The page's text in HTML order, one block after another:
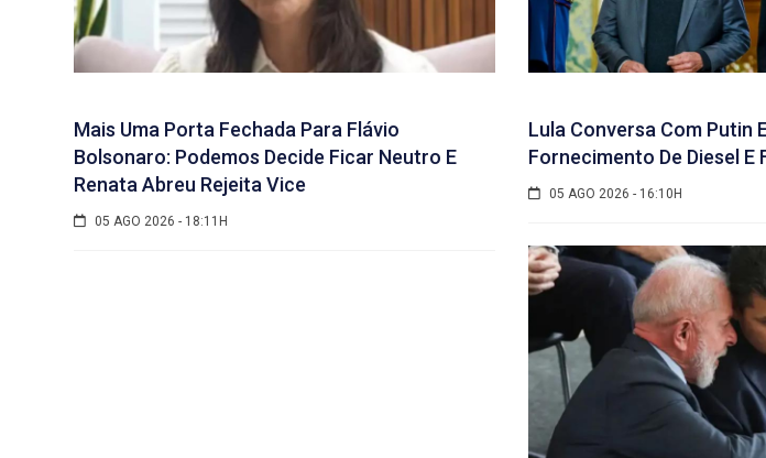
Mais Uma Porta Fechada Para Flávio
Bolsonaro: Podemos Decide Ficar Neutro E
Renata Abreu Rejeita Vice
05 AGO 2026 - 18:11H
Lula Conversa Com Putin
Fornecimento De Diesel E
05 AGO 2026 - 16:10H